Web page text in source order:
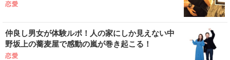
恋愛
仲良し男女が体験ルポ！人の家にしか見えない中
野坂上の蕎麦屋で感動の嵐が巻き起こる！
恋愛